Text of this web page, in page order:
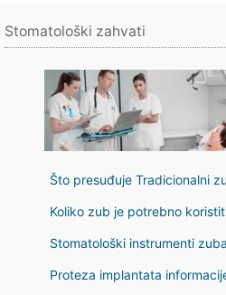
Stomatološki zahvati
Što presuđuje Tradicionalni
Koliko zub je potrebno
Stomatološki instrumenti
Proteza implantata